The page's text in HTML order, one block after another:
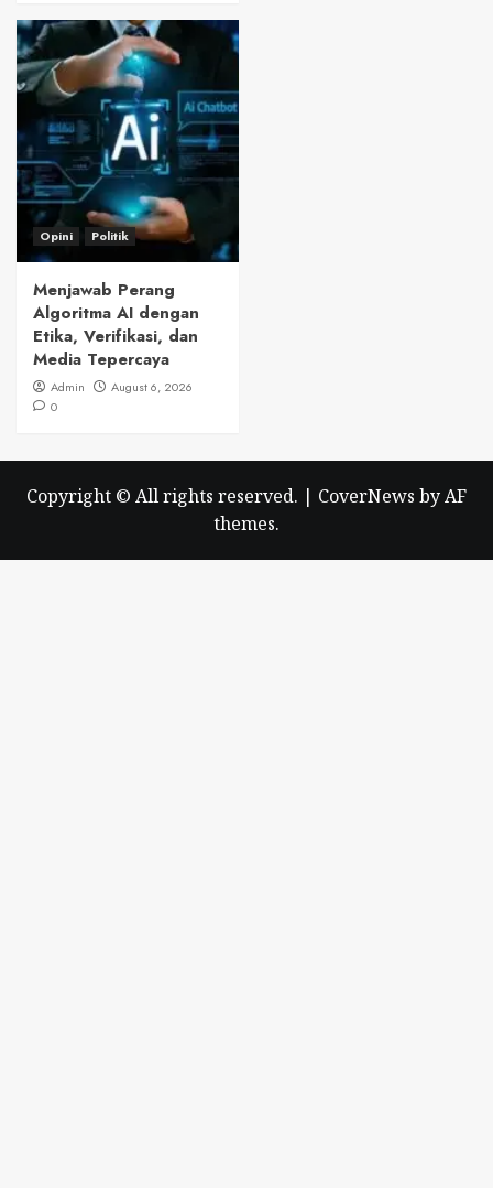
Opini Politik
Menjawab Perang
Algoritma AI dengan
Etika, Verifikasi, dan
Media Tepercaya
Admin
August 6, 2026
0
Copyright © All rights reserved. | CoverNews by AF
themes.